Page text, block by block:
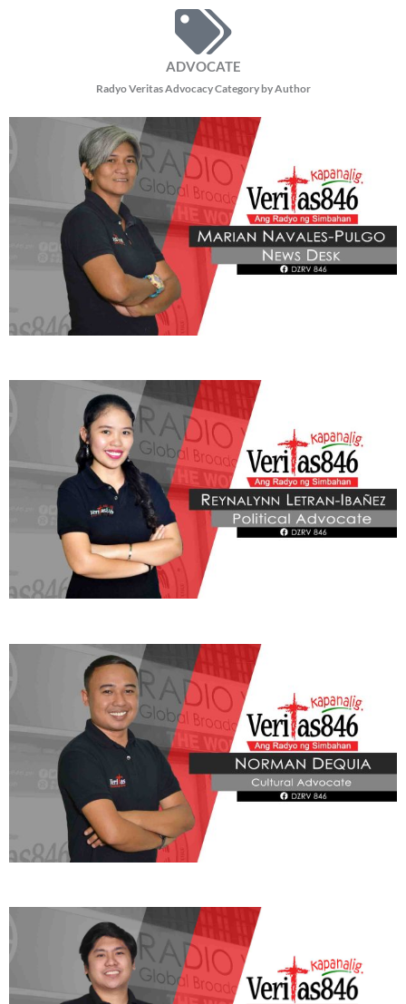
ADVOCATE
Radyo Veritas Advocacy Category by Author